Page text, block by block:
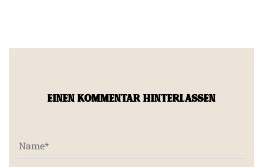
EINEN KOMMENTAR HINTERLASSEN